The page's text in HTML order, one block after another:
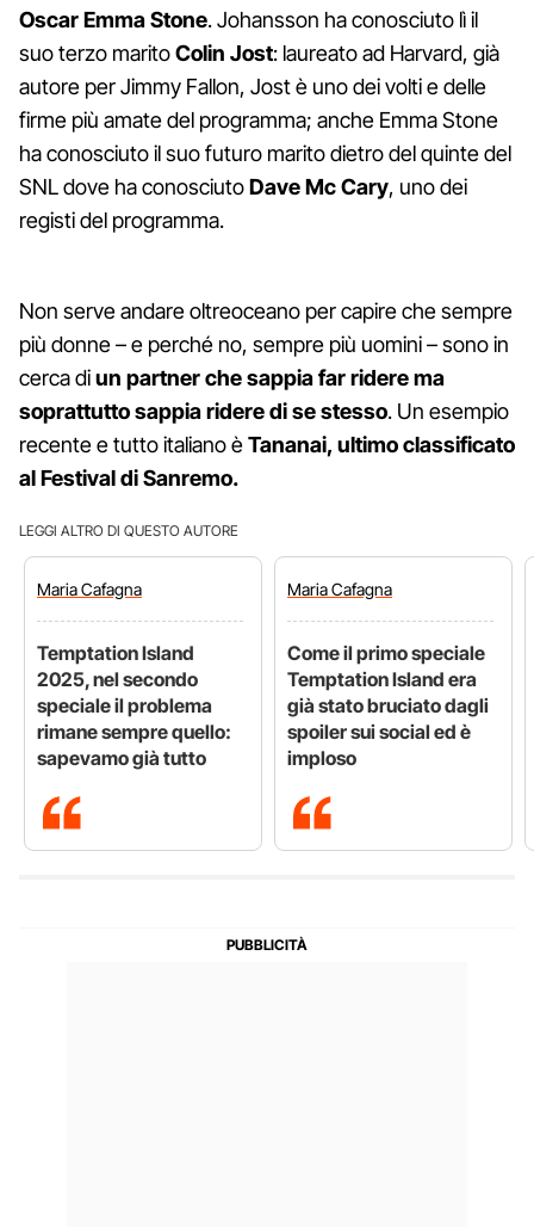
Oscar Emma Stone. Johansson ha conosciuto lì il
suo terzo maritoColin Jost: laureato ad Harvard, già
autore per Jimmy Fallon, Jost è uno dei volti e delle
firme più amate del programma; anche Emma Stone
ha conosciuto il suo futuro marito dietro del quinte del
SNL dove ha conosciutoDave Mc Cary, uno dei
registi del programma.
Non serve andare oltreoceano per capire che sempre
più donne – e perché no, sempre più uomini – sono in
cerca diun partner che sappia far ridere ma
soprattutto sappia ridere di se stesso. Un esempio
recente e tutto italiano èTananai, ultimo classificato
al Festival di Sanremo.
LEGGI ALTRO DI QUESTO AUTORE
MariaCafagna
Temptation Island
2025, nel secondo
speciale il problema
rimane sempre quello:
sapevamo già tutto
MariaCafagna
Come il primo speciale
Temptation Island era
già stato bruciato dagli
spoiler sui social ed è
imploso